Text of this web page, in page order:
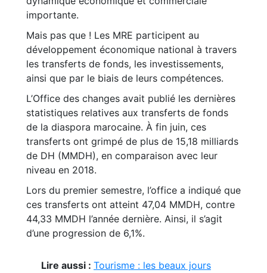
importante.
Mais pas que ! Les MRE participent au
développement économique national à travers
les transferts de fonds, les investissements,
ainsi que par le biais de leurs compétences.
L’Office des changes avait publié les dernières
statistiques relatives aux transferts de fonds
de la diaspora marocaine. À fin juin, ces
transferts ont grimpé de plus de 15,18 milliards
de DH (MMDH), en comparaison avec leur
niveau en 2018.
Lors du premier semestre, l’office a indiqué que
ces transferts ont atteint 47,04 MMDH, contre
44,33 MMDH l’année dernière. Ainsi, il s’agit
d’une progression de 6,1%.
Lire aussi : Tourisme : les beaux jours